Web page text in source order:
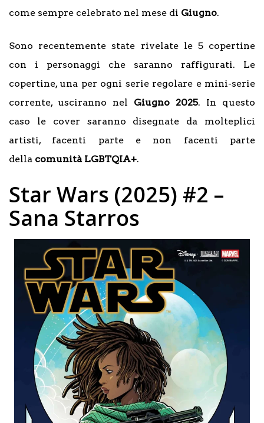
come sempre celebrato nel mese di Giugno.
Sono recentemente state rivelate le 5 copertine
con i personaggi che saranno raffigurati. Le
copertine, una per ogni serie regolare e mini-serie
corrente, usciranno nel Giugno 2025. In questo
caso le cover saranno disegnate da molteplici
artisti, facenti parte e non facenti parte
della comunità LGBTQIA+.
Star Wars (2025) #2 –
Sana Starros